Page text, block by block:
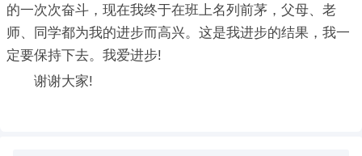
的一次次奋斗，现在我终于在班上名列前茅，父母、老
师、同学都为我的进步而高兴。这是我进步的结果，我一
定要保持下去。我爱进步!
谢谢大家!